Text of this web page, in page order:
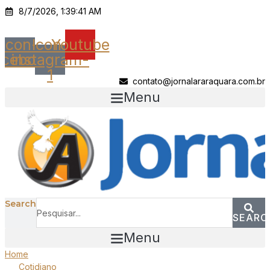
Ir
o
conteúdo
8/7/2026, 1:39:41 AM
Icon-Icon-
instagram-
1
Youtube
contato@jornalararaquara.com.br
Menu
Search
Menu
Home
Cotidiano